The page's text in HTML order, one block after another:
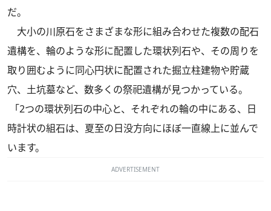
だ。
大小の川原石をさまざまな形に組み合わせた複数の配石
遺構を、輪のような形に配置した環状列石や、その周りを
取り囲むように同心円状に配置された掘立柱建物や貯蔵
穴、土坑墓など、数多くの祭祀遺構が見つかっている。
「2つの環状列石の中心と、それぞれの輪の中にある、日
時計状の組石は、夏至の日没方向にほぼ一直線上に並んで
います。
ADVERTISEMENT